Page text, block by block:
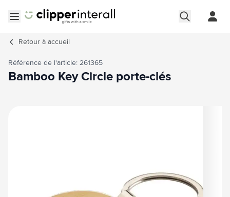
Retour à accueil
Référence de l'article: 261365
Bamboo Key Circle porte-clés